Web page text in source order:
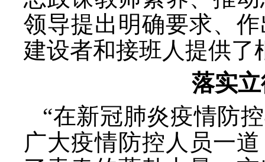
领导提出明确要求、
建设者和接班人提供了
落实
“在新冠肺炎疫情防
广大疫情防控人员一